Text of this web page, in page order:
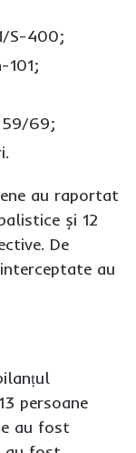
S-400;
101;
59/69;
au raportat
și 12
De
au
persoane
au fost